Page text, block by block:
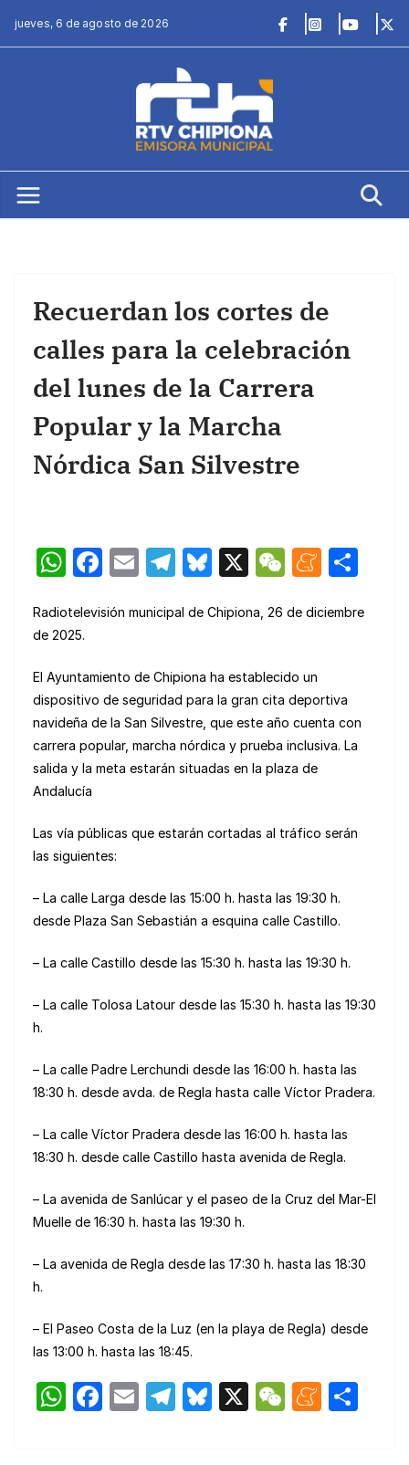
jueves, 6 de agosto de 2026
Recuerdan los cortes de
calles para la celebración
del lunes de la Carrera
Popular y la Marcha
Nórdica San Silvestre
W
at
s
A
p
p
F
c
b
o
o
k
E
ail
T
e
a
m
Bl
e
k
y
X
W
C
at
M
n
m
e
m
Radiotelevisión municipal de Chipiona, 26 de diciembre
de 2025.
El Ayuntamiento de Chipiona ha establecido un
dispositivo de seguridad para la gran cita deportiva
navideña de la San Silvestre, que este año cuenta con
carrera popular, marcha nórdica y prueba inclusiva. La
salida y la meta estarán situadas en la plaza de
Andalucía
Las vía públicas que estarán cortadas al tráfico serán
las siguientes:
– La calle Larga desde las 15:00 h. hasta las 19:30 h.
desde Plaza San Sebastián a esquina calle Castillo.
– La calle Castillo desde las 15:30 h. hasta las 19:30 h.
– La calle Tolosa Latour desde las 15:30 h. hasta las 19:30
h.
– La calle Padre Lerchundi desde las 16:00 h. hasta las
18:30 h. desde avda. de Regla hasta calle Víctor Pradera.
– La calle Víctor Pradera desde las 16:00 h. hasta las
18:30 h. desde calle Castillo hasta avenida de Regla.
– La avenida de Sanlúcar y el paseo de la Cruz del Mar-El
Muelle de 16:30 h. hasta las 19:30 h.
– La avenida de Regla desde las 17:30 h. hasta las 18:30
h.
– El Paseo Costa de la Luz (en la playa de Regla) desde
las 13:00 h. hasta las 18:45.
W F
E
T
Bl X
W M